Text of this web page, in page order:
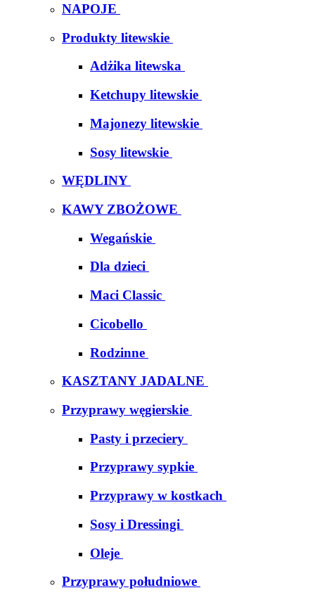
NAPOJE
Produkty litewskie
Adżika litewska
Ketchupy litewskie
Majonezy litewskie
Sosy litewskie
WĘDLINY
KAWY ZBOŻOWE
Wegańskie
Dla dzieci
Maci Classic
Cicobello
Rodzinne
KASZTANY JADALNE
Przyprawy węgierskie
Pasty i przeciery
Przyprawy sypkie
Przyprawy w kostkach
Sosy i Dressingi
Oleje
Przyprawy południowe